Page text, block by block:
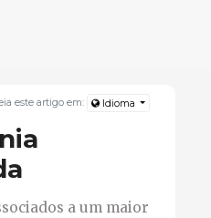
este artigo em: Idioma
a um maior